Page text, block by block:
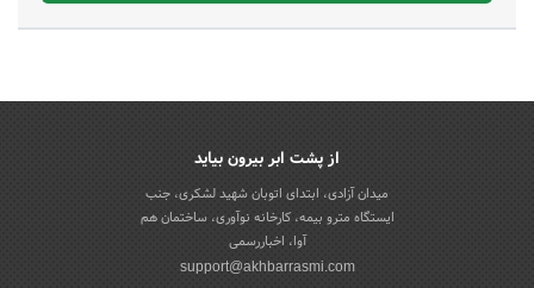
از پشت ابر بیرون بیاید
میدان آزادی، ابتدای اتوبان شهید لشکری، جنب
ایستگاه مترو بیمه، کارخانه نوآوری، ساختمان هم
آوا، اخباررسمی
support@akhbarrasmi.com